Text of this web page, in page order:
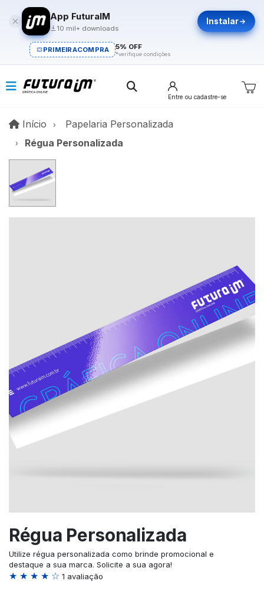
App FuturaIM
10 mil+ downloads
Instalar
PRIMEIRACOMPRA 5% OFF
*verifique condições
Entre ou cadastre-se
Início InícioPapelaria Personalizada
Régua Personalizada
Régua Personalizada
Utilize régua personalizada como brinde promocional e
destaque a sua marca. Solicite a sua agora!
★ ★ ★ ★ ☆ 1 avaliação